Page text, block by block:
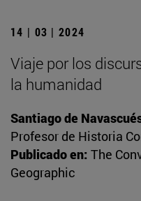
14 | 03 | 2024
Viaje por los
la humanidad
Santiago de
Profesor de Historia
Publicado en: The
Geographic